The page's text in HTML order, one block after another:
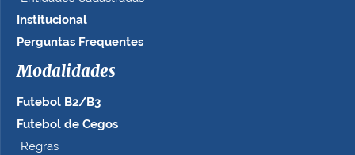
Institucional
Perguntas Frequentes
Modalidades
Futebol B2/B3
Futebol de Cegos
Regras